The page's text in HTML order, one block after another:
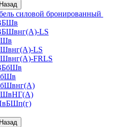
Назад
силовой бронированный
LS
LS
FRLS
Назад